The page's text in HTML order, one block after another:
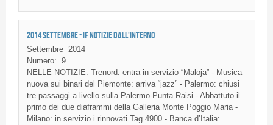
2014 SETTEMBRE - IF NOTIZIE DALL'INTERNO
Settembre 2014
Numero: 9
NELLE NOTIZIE: Trenord: entra in servizio “Maloja” - Musica
nuova sui binari del Piemonte: arriva “jazz” - Palermo: chiusi
tre passaggi a livello sulla Palermo-Punta Raisi - Abbattuto il
primo dei due diaframmi della Galleria Monte Poggio Maria -
Milano: in servizio i rinnovati Tag 4900 - Banca d’Italia: